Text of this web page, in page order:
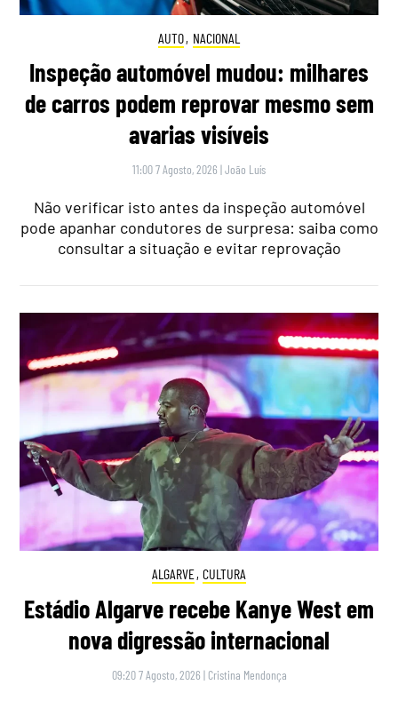
AUTO, NACIONAL
Inspeção automóvel mudou: milhares
de carros podem reprovar mesmo sem
avarias visíveis
11:00 7 Agosto, 2026 |João Luís
Não verificar isto antes da inspeção automóvel
pode apanhar condutores de surpresa: saiba como
consultar a situação e evitar reprovação
ALGARVE, CULTURA
Estádio Algarve recebe Kanye West em
nova digressão internacional
09:20 7 Agosto, 2026 | Cristina Mendonça